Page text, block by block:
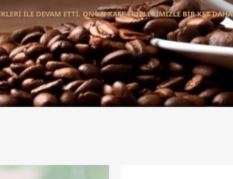
ILE DEVAM ETTI. ONON KAFE EKIPLERIMIZLE BIR KEZ DAHA